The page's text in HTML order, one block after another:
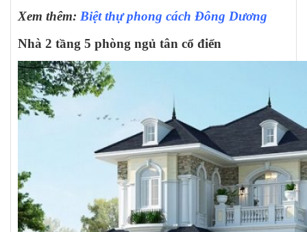
Xem thêm: Biệt thự phong cách Đông Dương
Nhà 2 tầng 5 phòng ngủ tân cổ điển